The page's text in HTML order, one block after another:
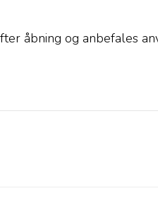
åbning og anbefales